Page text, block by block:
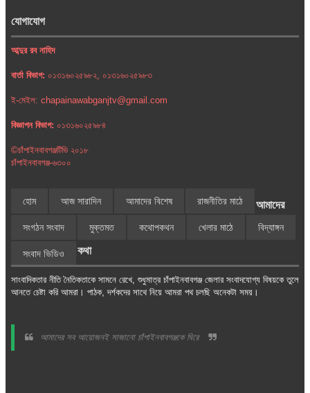
যোগাযোগ
আব্দুর রব নাহিদ
বার্তা বিভাগ: ০১৩১৬০২৫৯৮২, ০১৩১৬০২৫৯৮৩
ই-মেইল: chapainawabganjtv@gmail.com
বিজ্ঞাপন বিভাগ: ০১৩১৬০২৫৯৮৪
©চাঁপাইনবাবগঞ্জটিভি ২০১৮
চাঁপাইনবাবগঞ্জ-৬৩০০
হোম আজ সারাদিন আমাদের বিশেষ রাজনীতির মাঠে
সংগঠন সংবাদ মুক্তমত কথোপকথন খেলার মাঠে বিদ্যাঙ্গন
সংবাদ ভিডিও
আমাদের
কথা
সাংবাদিকতার নীতি নৈতিকতাকে সামনে রেখে, শুধুমাত্র চাঁপাইনবাবগঞ্জ জেলার সংবাদযোগ্য বিষয়কে তুলে
আনতে চেষ্টা করি আমরা। পাঠক, দর্শকদের সাথে নিয়ে আমরা পথ চলছি অনেকটা সময়।
আমাদের সব আয়োজনই সাজানো চাঁপাইনবাবগঞ্জকে ঘিরে